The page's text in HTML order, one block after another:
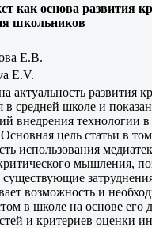
как основа развития
школьников
Е.В.
E.V.
актуальность развития
средней школе и
внедрения технологии
цель статьи в
использования
мышления,
существующие
возможность и
в школе на основе его
и критериев оценки